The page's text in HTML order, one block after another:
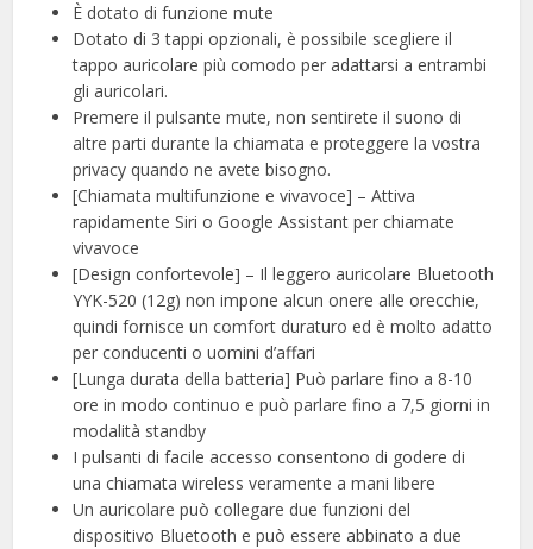
È dotato di funzione mute
Dotato di 3 tappi opzionali, è possibile scegliere il
tappo auricolare più comodo per adattarsi a entrambi
gli auricolari.
Premere il pulsante mute, non sentirete il suono di
altre parti durante la chiamata e proteggere la vostra
privacy quando ne avete bisogno.
[Chiamata multifunzione e vivavoce] – Attiva
rapidamente Siri o Google Assistant per chiamate
vivavoce
[Design confortevole] – Il leggero auricolare Bluetooth
YYK-520 (12g) non impone alcun onere alle orecchie,
quindi fornisce un comfort duraturo ed è molto adatto
per conducenti o uomini d’affari
[Lunga durata della batteria] Può parlare fino a 8-10
ore in modo continuo e può parlare fino a 7,5 giorni in
modalità standby
I pulsanti di facile accesso consentono di godere di
una chiamata wireless veramente a mani libere
Un auricolare può collegare due funzioni del
dispositivo Bluetooth e può essere abbinato a due